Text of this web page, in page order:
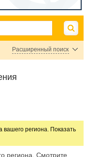
Расширенный поиск
вашего региона. Показать
региона. Смотрите